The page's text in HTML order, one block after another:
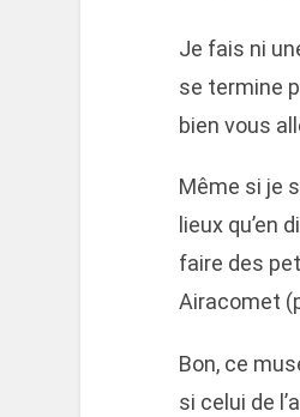
Je fais ni
se termine
bien vous
Même si je
lieux qu’en
faire des
Airacomet
Bon, ce
si celui de